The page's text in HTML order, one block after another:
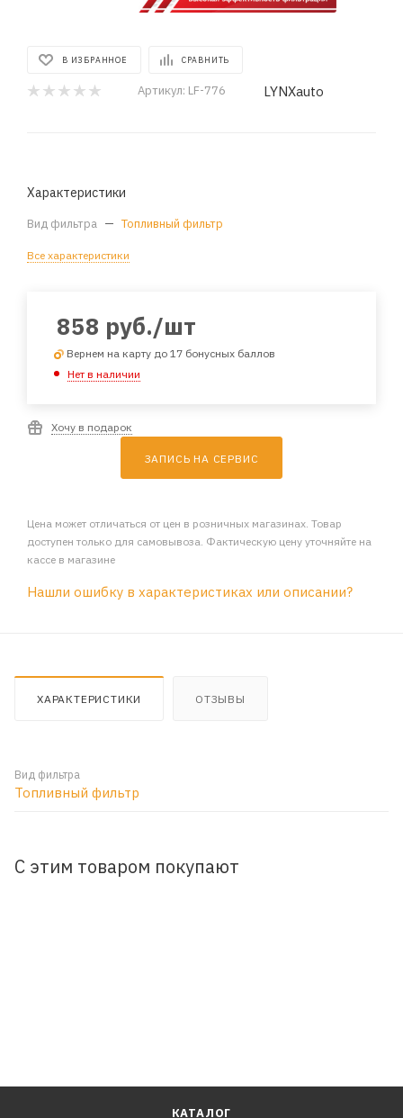
В ИЗБРАННОЕ СРАВНИТЬ
Артикул: LF-776 LYNXauto
Характеристики
Вид фильтра — Топливный фильтр
Все характеристики
858 руб./шт
Вернем на карту до 17 бонусных баллов
Нет в наличии
Хочу в подарок
ЗАПИСЬ НА СЕРВИС
Цена может отличаться от цен в розничных магазинах. Товар
доступен только для самовывоза. Фактическую цену уточняйте на
кассе в магазине
Нашли ошибку в характеристиках или описании?
ХАРАКТЕРИСТИКИ ОТЗЫВЫ
Вид фильтра
Топливный фильтр
С этим товаром покупают
КАТАЛОГ